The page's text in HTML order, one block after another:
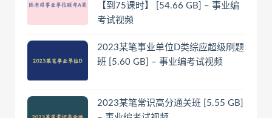
【到75课时】 [54.66 GB] – 事业编
考试视频
2023某笔事业单位D类综应超级刷题
班 [5.60 GB] – 事业编考试视频
2023某笔常识高分通关班 [5.55 GB]